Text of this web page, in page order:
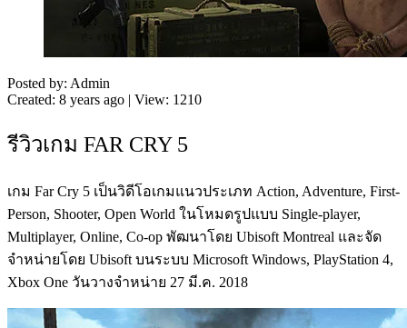
Posted by: Admin
Created: 8 years ago | View: 1210
รีวิวเกม FAR CRY 5
เกม Far Cry 5 เป็นวิดีโอเกมแนวประเภท Action, Adventure, First-
Person, Shooter, Open World ในโหมดรูปแบบ Single-player,
Multiplayer, Online, Co-op พัฒนาโดย Ubisoft Montreal และจัด
จำหน่ายโดย Ubisoft บนระบบ Microsoft Windows, PlayStation 4,
Xbox One วันวางจำหน่าย 27 มี.ค. 2018